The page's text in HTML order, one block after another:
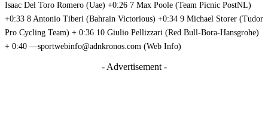
Isaac Del Toro Romero (Uae) +0:26 7 Max Poole (Team Picnic PostNL)
+0:33 8 Antonio Tiberi (Bahrain Victorious) +0:34 9 Michael Storer (Tudor
Pro Cycling Team) + 0:36 10 Giulio Pellizzari (Red Bull-Bora-Hansgrohe)
+ 0:40 —sportwebinfo@adnkronos.com (Web Info)
- Advertisement -